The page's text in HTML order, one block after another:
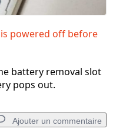
powered off before
battery removal slot
pops out.
Ajouter un commentaire